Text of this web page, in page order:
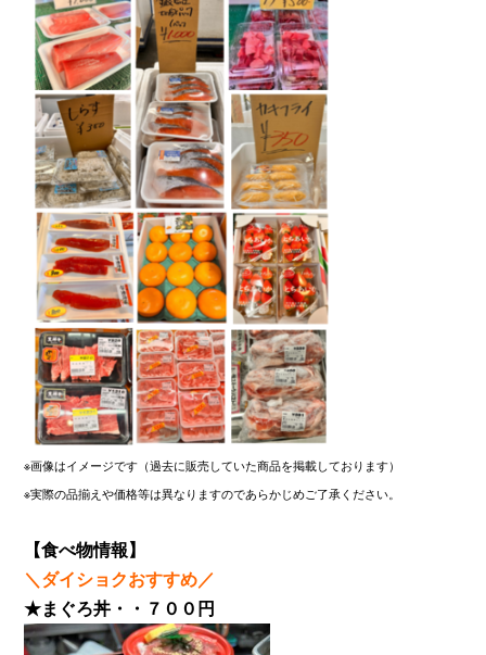
※画像はイメージです（過去に販売していた商品を掲載しております）
※実際の品揃えや価格等は異なりますのであらかじめご了承ください。
【食べ物情報】
＼ダイショクおすすめ／
★まぐろ丼・・７００円